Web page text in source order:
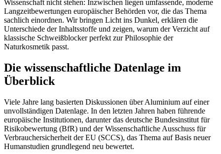
Wissenschaft nicht stehen: Inzwischen liegen umfassende, moderne
Langzeitbewertungen europäischer Behörden vor, die das Thema
sachlich einordnen. Wir bringen Licht ins Dunkel, erklären die
Unterschiede der Inhaltsstoffe und zeigen, warum der Verzicht auf
klassische Schweißblocker perfekt zur Philosophie der
Naturkosmetik passt.
Die wissenschaftliche Datenlage im
Überblick
Viele Jahre lang basierten Diskussionen über Aluminium auf einer
unvollständigen Datenlage. In den letzten Jahren haben führende
europäische Institutionen, darunter das deutsche Bundesinstitut für
Risikobewertung (BfR) und der Wissenschaftliche Ausschuss für
Verbrauchersicherheit der EU (SCCS), das Thema auf Basis neuer
Humanstudien grundlegend neu bewertet.